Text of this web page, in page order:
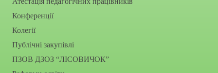
Конференції
Колегії
Публічні закупівлі
ПЗОВ ДЗОЗ “ЛІСОВИЧОК”